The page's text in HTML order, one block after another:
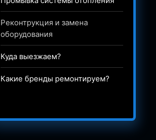
Реконтрукция и замена
оборудования
Куда выезжаем?
Какие бренды ремонтируем?